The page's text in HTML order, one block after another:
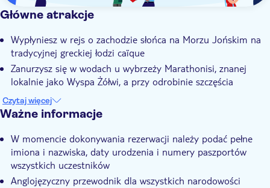
Główne atrakcje
Wypłyniesz w rejs o zachodzie słońca na Morzu Jońskim na
tradycyjnej greckiej łodzi caïque
Zanurzysz się w wodach u wybrzeży Marathonisi, znanej
lokalnie jako Wyspa Żółwi, a przy odrobinie szczęścia
zobaczysz żółwie karetta w ich naturalnym środowisku
Zobaczysz najbardziej magiczny widok na wyspie, gdy słońce
zachodzi między dwiema skałami Misithres
Wieczór obejmuje muzykę na żywo i wino musujące podczas
rejsu
Doświadczony lokalny przewodnik podzieli się swoją
ogromną wiedzą na temat Zakynthos
Czytaj więcej
Ważne informacje
W momencie dokonywania rezerwacji należy podać pełne
imiona i nazwiska, daty urodzenia i numery paszportów
wszystkich uczestników
Anglojęzyczny przewodnik dla wszystkich narodowości